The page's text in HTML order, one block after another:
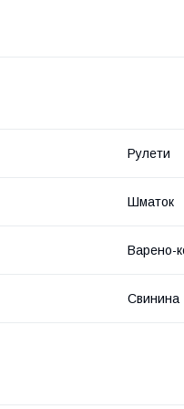
Рулети
Шматок
Варено-
Свинина